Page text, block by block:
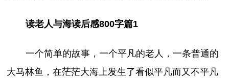
读老人与海读后感800字篇1
一个简单的故事，一个平凡的老人，一条普通的
大马林鱼，在茫茫大海上发生了看似平凡而又不平凡